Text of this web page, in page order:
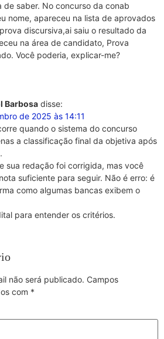
de saber. No concurso da conab
nome, apareceu na lista de aprovados
discursiva,ai saiu o resultado da
na área de candidato, Prova
Você poderia, explicar-me?
Barbosa disse:
de 2025 às 14:11
quando o sistema do concurso
a classificação final da objetiva após
sua redação foi corrigida, mas você
suficiente para seguir. Não é erro: é
como algumas bancas exibem o
para entender os critérios.
não será publicado. Campos
com *